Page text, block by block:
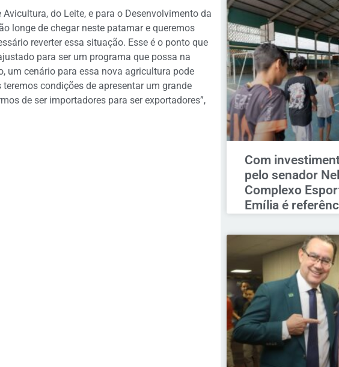
do Leite, e para o Desenvolvimento da
longe de chegar neste patamar e queremos
reverter essa situação. Esse é o ponto que
para ser um programa que possa na
um cenário para essa nova agricultura pode
condições de apresentar um grande
de ser importadores para ser exportadores”,
Com
pelo senador
Complexo
Emília é